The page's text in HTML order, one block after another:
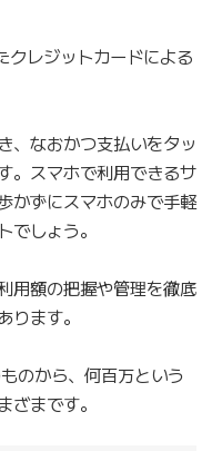
クレジットカードによる
、なおかつ支払いをタッ
。スマホで利用できるサ
かずにスマホのみで手軽
でしょう。
用額の把握や管理を徹底
ります。
のから、何百万という
ざまです。